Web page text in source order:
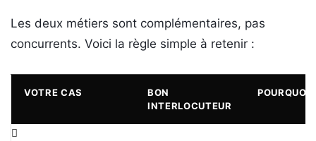
Les deux métiers sont complémentaires, pas
concurrents. Voici la règle simple à retenir :
VOTRE CAS
BON
INTERLOCUTEUR
POURQUOI